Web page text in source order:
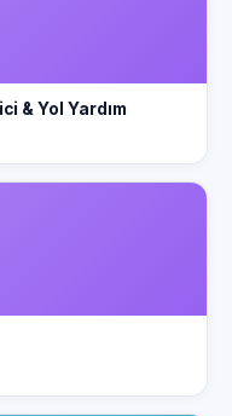
& Yol Yardım